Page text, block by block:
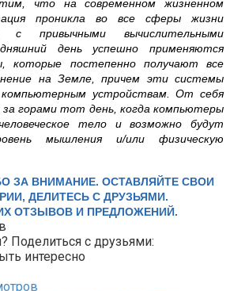
что на современном жизненном
проникла во все сферы жизни
с привычными вычислительными
день успешно применяются
которые постепенно получают все
на Земле, причем эти системы
устройствам. От себя
за горами тот день, когда компьютеры
тело и возможно будут
мышления и/или физическую
ЗА ВНИМАНИЕ. ОСТАВЛЯЙТЕ СВОИ
ДЕЛИТЕСЬ С ДРУЗЬЯМИ.
ОТЗЫВОВ И ПРЕДЛОЖЕНИЙ.
Поделиться с друзьями:
интересно